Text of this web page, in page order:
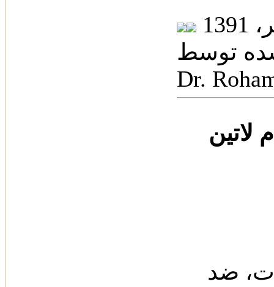
توسط:
Dr.
ضد